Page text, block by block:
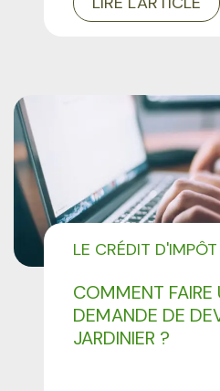
COMMENT FAIRE
DEMANDE DE
JARDINIER ?
LE CRÉDIT